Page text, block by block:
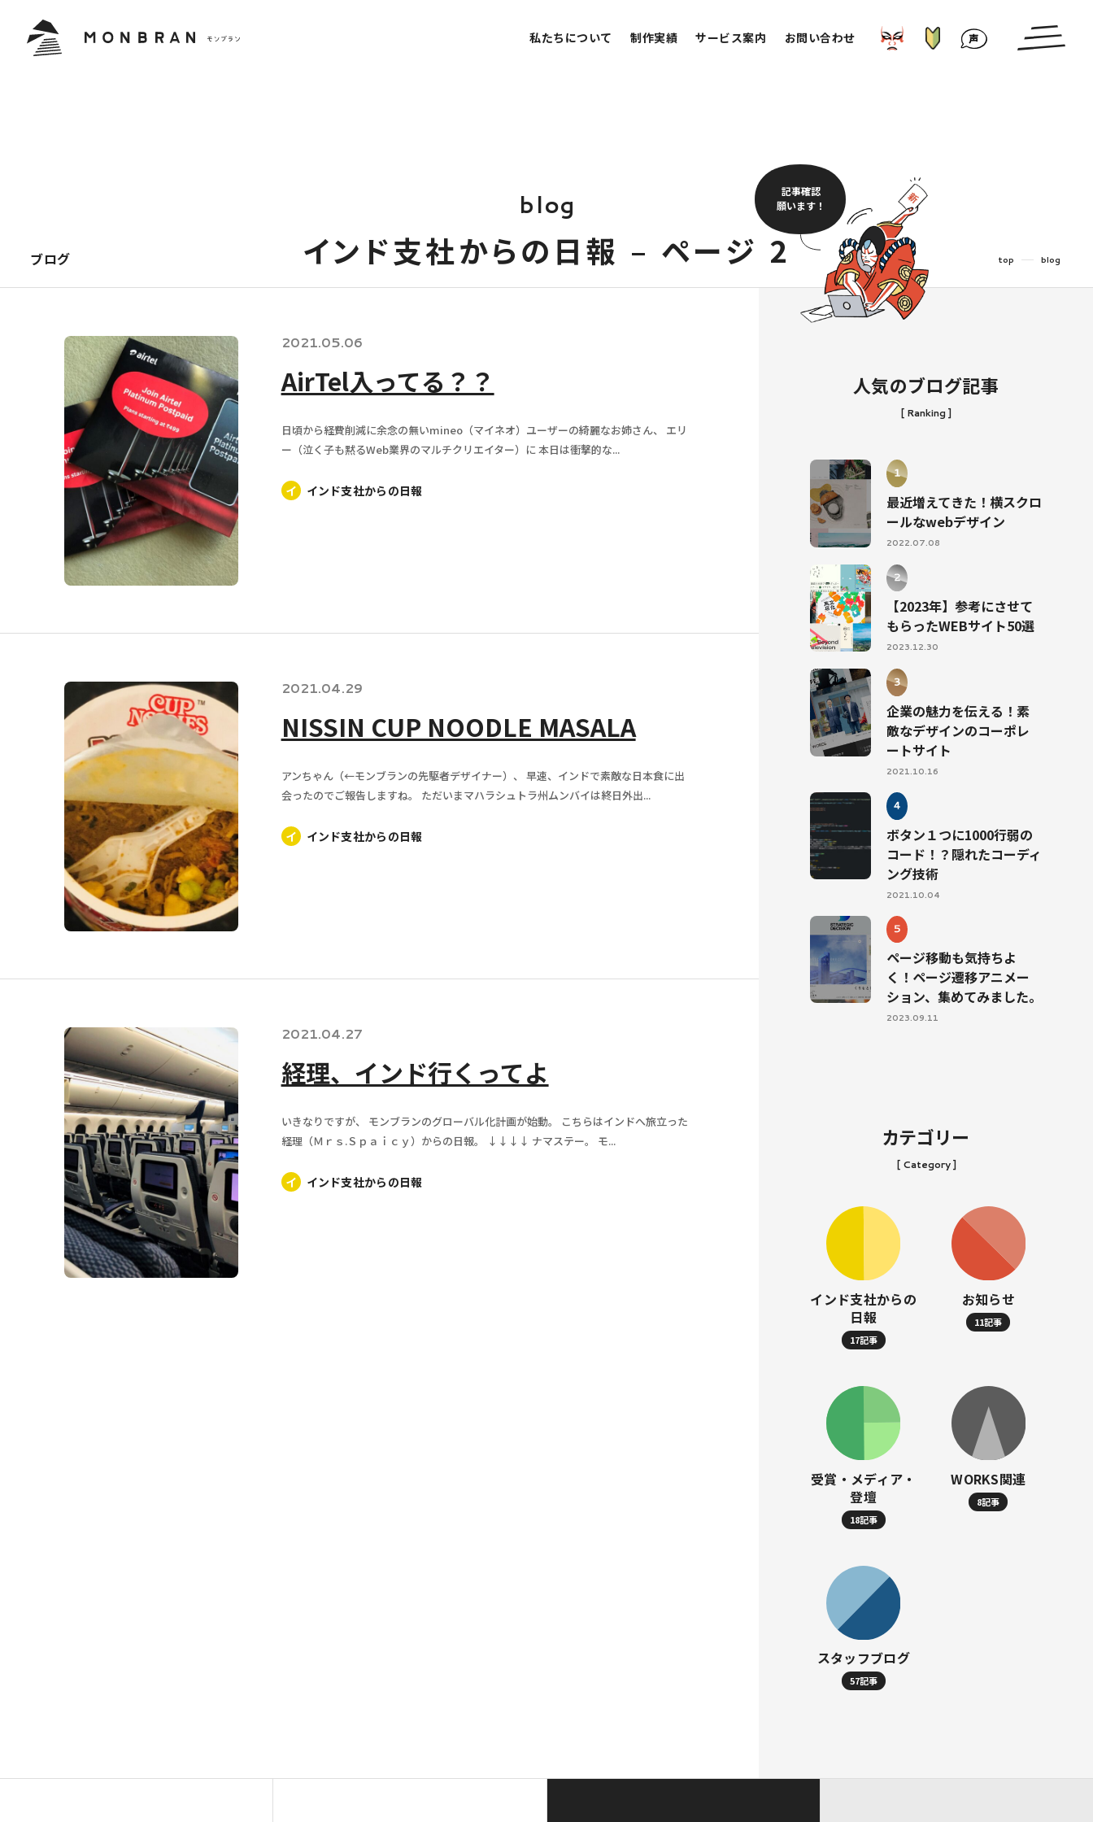
私たちについて 制作実績 サービス案内 お問い合わせ お客様の声
blog
イン ド支社からの 日報 – ページ 2
ブログ top blog
記事確認
願います！
2021.05.06
AirTel入ってる？？
日頃から経費削減に余念の無いmineo（マイネオ）ユーザーの綺麗なお姉さん、 エリ
ー（泣く子も黙るWeb業界のマルチクリエイター）に 本日は衝撃的な...
イ インド支社からの日報
2021.04.29
NISSIN CUP NOODLE MASALA
アンちゃん（←モンブランの先駆者デザイナー）、 早速、インドで素敵な日本食に出
会ったのでご報告しますね。 ただいまマハラシュトラ州ムンバイは終日外出...
イ インド支社からの日報
2021.04.27
経理、インド行くってよ
いきなりですが、 モンブランのグローバル化計画が始動。 こちらはインドへ旅立った
経理（Ｍｒｓ.Ｓｐａｉｃｙ）からの日報。 ↓↓↓↓ ナマステー。 モ...
イ インド支社からの日報
人気のブログ記事
[ Ranking ]
最近増えてきた！横スクロ
ールなwebデザイン
2022.07.08
【2023年】参考にさせて
もらったWEBサイト50選
2023.12.30
企業の魅力を伝える！素
敵なデザインのコーポレ
ートサイト
2021.10.16
ボタン１つに1000行弱の
コード！？隠れたコーディ
ング技術
2021.10.04
ページ移動も気持ちよ
く！ページ遷移アニメー
ション、集めてみました。
2023.09.11
カテゴリー
[ Category ]
インド支社からの
日報
17記事
お知らせ
11記事
受賞・メディア・
登壇
18記事
WORKS関連
8記事
スタッフブログ
57記事